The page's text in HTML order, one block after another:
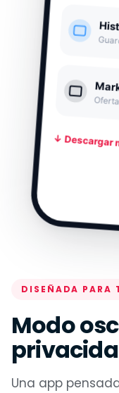
DISEÑADA PARA
Modo
Una app